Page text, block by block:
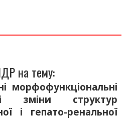
на тему:
морфофункціональні
зміни структур
і гепато-ренальної